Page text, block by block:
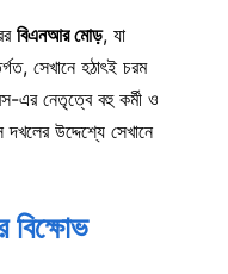
বিএনআর মোড়, যা
সেখানে হঠাৎই চরম
এর নেতৃত্বে বহু কর্মী ও
উদ্দেশ্যে সেখানে
বিক্ষোভ